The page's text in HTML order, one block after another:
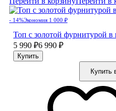
- 14%Экономия 1 000 ₽
Топ с золотой фурнитурой в
5 990 ₽6 990 ₽
Купить